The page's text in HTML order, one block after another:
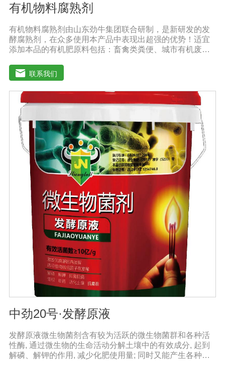
有机物料腐熟剂
有机物料腐熟剂由山东劲牛集团联合研制，是新研发的发
酵腐熟剂，在众多使用本产品中表现出超强的优势！适宜
添加本品的有机肥原料包括：畜禽类粪便、城市有机废弃
工废弃料（蔗糖泥、果渣、茶渣、蘑菇渣、酒糟、中草药
残渣、糠醛渣、农作物秸杆等）。【功效特点】1、本产品
适应性广，升温速度快，分解能力强，除臭效果彻底。2、
起温快在温度0℃以上时, 2天温度可升至60℃以上。可充
分分解畜禽类粪便中产生臭味的有机硫化物、有机氨化物
等, 升温后2-3天, 臭味大幅减低。3、发酵周期短15-20天即
可达到基本腐熟状态。4、发酵过程高温(60℃-70℃)持久
能杀灭发酵物中的病菌、虫卵、杂草种子。5、堆肥总养分
损失少, 腐殖质含量高, 钾元素含量增高明显。【用法用
量】 本品1公斤可发酵2-3吨物料。使用时先将发酵剂与稻
糠或玉米面或者干的发酵物料湿均匀, 后掺入发酵物中, 混
匀, 堆成堆(夏天堆高控制在0. 6-1米之间, 冬季0. 8-1. 6米之
间, 并用薄膜或草帘覆盖, 待内部温度升到25℃时, 将覆盖
物揭开)。待温度升到45℃(冬季温度升到55C)以上 时开始
一次翻堆, 以后每当堆温达到60℃以上时需进行翘堆, 15-
20天即可达到基本腐熟状态。
联系我们
中劲20号·发酵原液
发酵原液微生物菌剂含有较为活跃的微生物菌群和各种活
性酶, 通过微生物的生命活动分解土壤中的有效成分, 起到
解磷、解钾的作用, 减少化肥使用量; 同时又能产生各种农